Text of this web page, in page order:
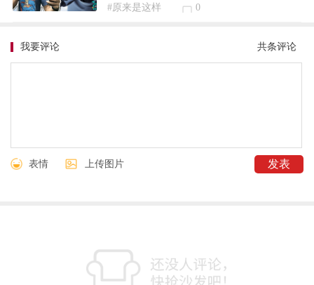
#原来是这样 0
共条评论
我要评论
表情 上传图片